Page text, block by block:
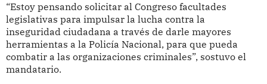
“Estoy pensando solicitar al Congreso facultades
legislativas para impulsar la lucha contra la
inseguridad ciudadana a través de darle mayores
herramientas a la Policía Nacional, para que pueda
combatir a las organizaciones criminales”, sostuvo el
mandatario.